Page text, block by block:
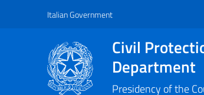
Vai al contenuto principale
Raggiungi il piè di pagina
Italian Government
Civil
Department
Presidency of the